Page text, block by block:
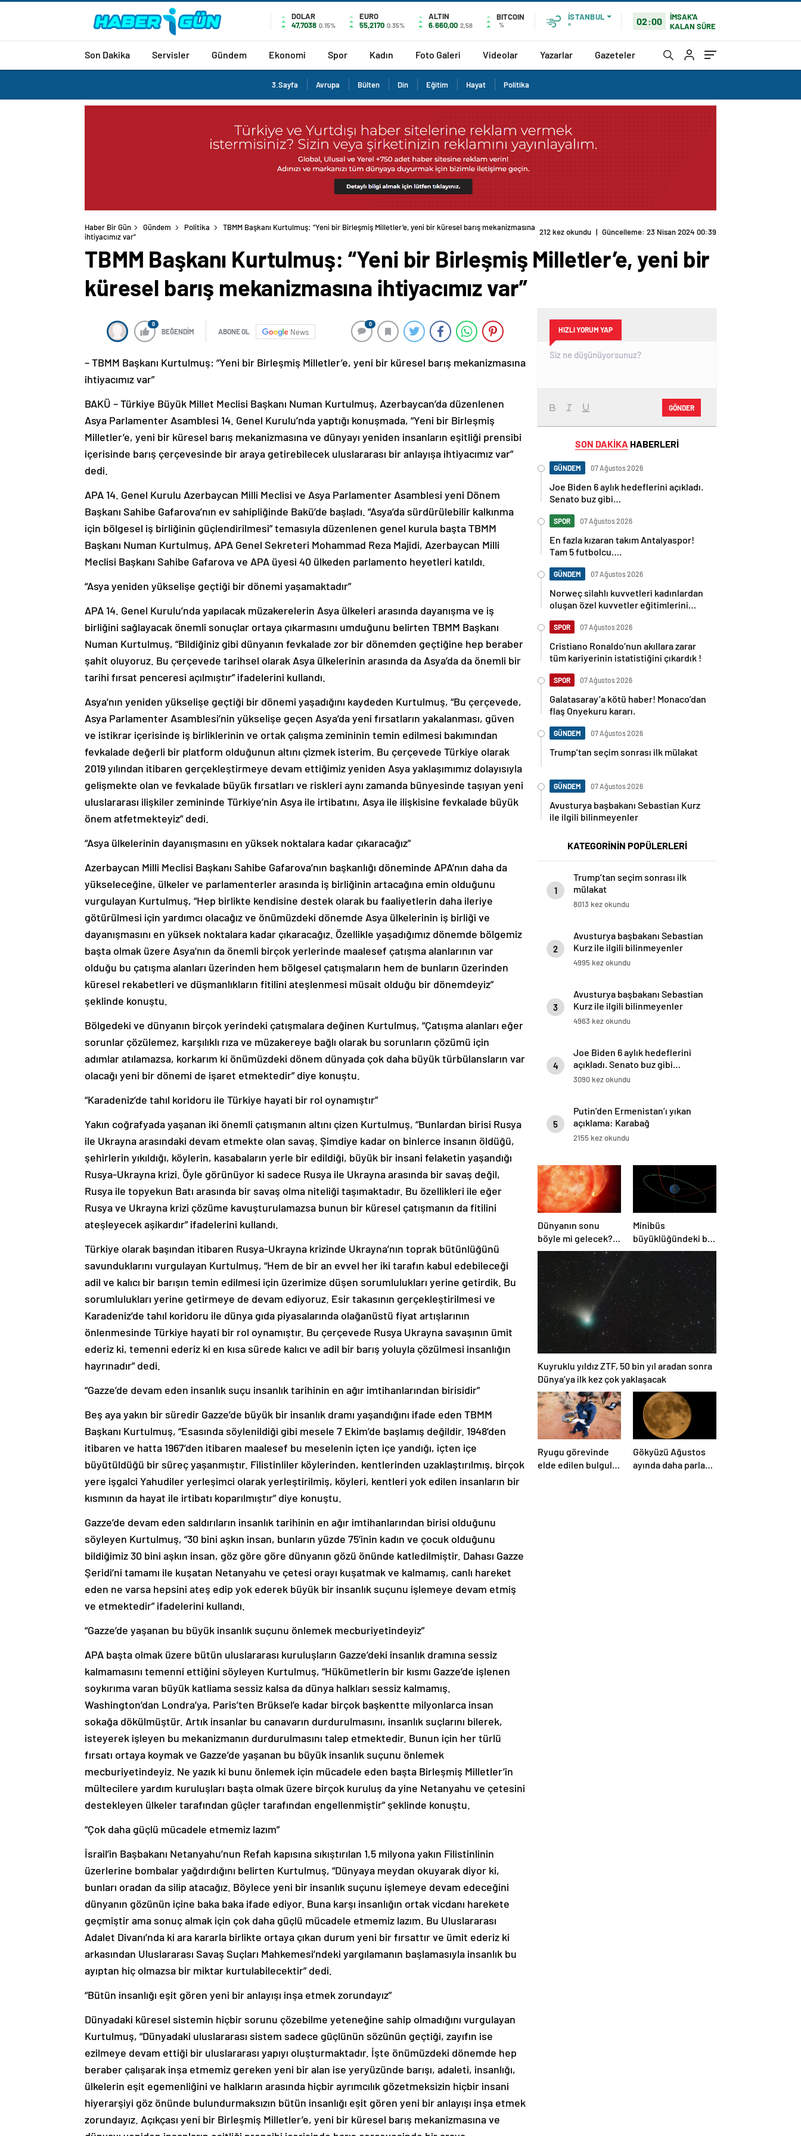
DOLAR
47,7038 0.15%
EURO
55,2170 0.35%
ALTIN
6.660,00 2,58
BITCOIN
%
İSTANBUL
°
02:00
İMSAK'A
KALAN SÜRE
Son Dakika Servisler Gündem Ekonomi Spor Kadın Foto Galeri Videolar Yazarlar Gazeteler
3.Sayfa Avrupa Bülten Din Eğitim Hayat Politika
Haber Bir Gün Gündem Politika TBMM Başkanı Kurtulmuş: “Yeni bir Birleşmiş Milletler’e, yeni bir küresel barış mekanizmasına ihtiyacımız var”
TBMM Başkanı Kurtulmuş: “Yeni bir Birleşmiş Milletler’e, yeni bir
küresel barış mekanizmasına ihtiyacımız var”
News
ihtiyacımız var”
Asya Parlamenter Asamblesi 14. Genel Kurulu’nda yaptığı konuşmada, “Yeni bir Birleşmiş
Milletler’e, yeni bir küresel barış mekanizmasına ve dünyayı yeniden insanların eşitliği prensibi
içerisinde barış çerçevesinde bir araya getirebilecek uluslararası bir anlayışa ihtiyacımız var”
dedi.
Başkanı Sahibe Gafarova’nın ev sahipliğinde Bakü’de başladı. “Asya’da sürdürülebilir kalkınma
için bölgesel iş birliğinin güçlendirilmesi” temasıyla düzenlenen genel kurula başta TBMM
Başkanı Numan Kurtulmuş, APA Genel Sekreteri Mohammad Reza Majidi, Azerbaycan Milli
Meclisi Başkanı Sahibe Gafarova ve APA üyesi 40 ülkeden parlamento heyetleri katıldı.
birliğini sağlayacak önemli sonuçlar ortaya çıkarmasını umduğunu belirten TBMM Başkanı
Numan Kurtulmuş, “Bildiğiniz gibi dünyanın fevkalade zor bir dönemden geçtiğine hep beraber
şahit oluyoruz. Bu çerçevede tarihsel olarak Asya ülkelerinin arasında da Asya’da da önemli bir
tarihi fırsat penceresi açılmıştır” ifadelerini kullandı.
Asya Parlamenter Asamblesi’nin yükselişe geçen Asya’da yeni fırsatların yakalanması, güven
ve istikrar içerisinde iş birliklerinin ve ortak çalışma zemininin temin edilmesi bakımından
fevkalade değerli bir platform olduğunun altını çizmek isterim. Bu çerçevede Türkiye olarak
2019 yılından itibaren gerçekleştirmeye devam ettiğimiz yeniden Asya yaklaşımımız dolayısıyla
gelişmekte olan ve fevkalade büyük fırsatları ve riskleri aynı zamanda bünyesinde taşıyan yeni
uluslararası ilişkiler zemininde Türkiye’nin Asya ile irtibatını, Asya ile ilişkisine fevkalade büyük
önem atfetmekteyiz” dedi.
yükseleceğine, ülkeler ve parlamenterler arasında iş birliğinin artacağına emin olduğunu
vurgulayan Kurtulmuş, “Hep birlikte kendisine destek olarak bu faaliyetlerin daha ileriye
götürülmesi için yardımcı olacağız ve önümüzdeki dönemde Asya ülkelerinin iş birliği ve
dayanışmasını en yüksek noktalara kadar çıkaracağız. Özellikle yaşadığımız dönemde bölgemiz
başta olmak üzere Asya’nın da önemli birçok yerlerinde maalesef çatışma alanlarının var
olduğu bu çatışma alanları üzerinden hem bölgesel çatışmaların hem de bunların üzerinden
küresel rekabetleri ve düşmanlıkların fitilini ateşlenmesi müsait olduğu bir dönemdeyiz”
şeklinde konuştu.
sorunlar çözülemez, karşılıklı rıza ve müzakereye bağlı olarak bu sorunların çözümü için
adımlar atılamazsa, korkarım ki önümüzdeki dönem dünyada çok daha büyük türbülansların var
olacağı yeni bir dönemi de işaret etmektedir” diye konuştu.
ile Ukrayna arasındaki devam etmekte olan savaş. Şimdiye kadar on binlerce insanın öldüğü,
şehirlerin yıkıldığı, köylerin, kasabaların yerle bir edildiği, büyük bir insani felaketin yaşandığı
Rusya-Ukrayna krizi. Öyle görünüyor ki sadece Rusya ile Ukrayna arasında bir savaş değil,
Rusya ile topyekun Batı arasında bir savaş olma niteliği taşımaktadır. Bu özellikleri ile eğer
Rusya ve Ukrayna krizi çözüme kavuşturulamazsa bunun bir küresel çatışmanın da fitilini
ateşleyecek aşikardır” ifadelerini kullandı.
savunduklarını vurgulayan Kurtulmuş, “Hem de bir an evvel her iki tarafın kabul edebileceği
adil ve kalıcı bir barışın temin edilmesi için üzerimize düşen sorumlulukları yerine getirdik. Bu
sorumlulukları yerine getirmeye de devam ediyoruz. Esir takasının gerçekleştirilmesi ve
Karadeniz’de tahıl koridoru ile dünya gıda piyasalarında olağanüstü fiyat artışlarının
önlenmesinde Türkiye hayati bir rol oynamıştır. Bu çerçevede Rusya Ukrayna savaşının ümit
ederiz ki, temenni ederiz ki en kısa sürede kalıcı ve adil bir barış yoluyla çözülmesi insanlığın
hayrınadır” dedi.
Başkanı Kurtulmuş, “Esasında söylenildiği gibi mesele 7 Ekim’de başlamış değildir. 1948’den
itibaren ve hatta 1967’den itibaren maalesef bu meselenin içten içe yandığı, içten içe
büyütüldüğü bir süreç yaşanmıştır. Filistinliler köylerinden, kentlerinden uzaklaştırılmış, birçok
yere işgalci Yahudiler yerleşimci olarak yerleştirilmiş, köyleri, kentleri yok edilen insanların bir
kısmının da hayat ile irtibatı koparılmıştır” diye konuştu.
söyleyen Kurtulmuş, “30 bini aşkın insan, bunların yüzde 75’inin kadın ve çocuk olduğunu
bildiğimiz 30 bini aşkın insan, göz göre göre dünyanın gözü önünde katledilmiştir. Dahası Gazze
Şeridi’ni tamamı ile kuşatan Netanyahu ve çetesi orayı kuşatmak ve kalmamış, canlı hareket
eden ne varsa hepsini ateş edip yok ederek büyük bir insanlık suçunu işlemeye devam etmiş
ve etmektedir” ifadelerini kullandı.
kalmamasını temenni ettiğini söyleyen Kurtulmuş, “Hükümetlerin bir kısmı Gazze’de işlenen
soykırıma varan büyük katliama sessiz kalsa da dünya halkları sessiz kalmamış.
Washington’dan Londra’ya, Paris’ten Brüksel’e kadar birçok başkentte milyonlarca insan
sokağa dökülmüştür. Artık insanlar bu canavarın durdurulmasını, insanlık suçlarını bilerek,
isteyerek işleyen bu mekanizmanın durdurulmasını talep etmektedir. Bunun için her türlü
fırsatı ortaya koymak ve Gazze’de yaşanan bu büyük insanlık suçunu önlemek
mecburiyetindeyiz. Ne yazık ki bunu önlemek için mücadele eden başta Birleşmiş Milletler’in
mültecilere yardım kuruluşları başta olmak üzere birçok kuruluş da yine Netanyahu ve çetesini
destekleyen ülkeler tarafından güçler tarafından engellenmiştir” şeklinde konuştu.
üzerlerine bombalar yağdırdığını belirten Kurtulmuş, “Dünyaya meydan okuyarak diyor ki,
bunları oradan da silip atacağız. Böylece yeni bir insanlık suçunu işlemeye devam edeceğini
dünyanın gözünün içine baka baka ifade ediyor. Buna karşı insanlığın ortak vicdanı harekete
geçmiştir ama sonuç almak için çok daha güçlü mücadele etmemiz lazım. Bu Uluslararası
Adalet Divanı’nda ki ara kararla birlikte ortaya çıkan durum yeni bir fırsattır ve ümit ederiz ki
arkasından Uluslararası Savaş Suçları Mahkemesi’ndeki yargılamanın başlamasıyla insanlık bu
ayıptan hiç olmazsa bir miktar kurtulabilecektir” dedi.
Kurtulmuş, “Dünyadaki uluslararası sistem sadece güçlünün sözünün geçtiği, zayıfın ise
ezilmeye devam ettiği bir uluslararası yapıyı oluşturmaktadır. İşte önümüzdeki dönemde hep
beraber çalışarak inşa etmemiz gereken yeni bir alan ise yeryüzünde barışı, adaleti, insanlığı,
ülkelerin eşit egemenliğini ve halkların arasında hiçbir ayrımcılık gözetmeksizin hiçbir insani
hiyerarşiyi göz önünde bulundurmaksızın bütün insanlığı eşit gören yeni bir anlayışı inşa etmek
zorundayız. Açıkçası yeni bir Birleşmiş Milletler’e, yeni bir küresel barış mekanizmasına ve
dünyayı yeniden insanların eşitliği prensibi içerisinde barış çerçevesinde bir araya
HIZLI YORUM YAP
GÖNDER
Joe Biden 6 aylık hedeflerini açıkladı.
Senato buz gibi…
En fazla kızaran takım Antalyaspor!
Tam 5 futbolcu….
Norweç silahlı kuvvetleri kadınlardan
oluşan özel kuvvetler eğitimlerini
başlattı.
Cristiano Ronaldo’nun akıllara zarar
tüm kariyerinin istatistiğini çıkardık !
Galatasaray’a kötü haber! Monaco’dan
flaş Onyekuru kararı.
Trump’tan seçim sonrası ilk mülakat
Avusturya başbakanı Sebastian Kurz
ile ilgili bilinmeyenler
1
mülakat
8013 kez okundu
2
Kurz ile ilgili bilinmeyenler
4995 kez okundu
3
Kurz ile ilgili bilinmeyenler
4963 kez okundu
4
açıkladı. Senato buz gibi…
3090 kez okundu
5
açıklama: Karabağ
Azerbaycan’ın ayrılmaz bir
parçasıdır!
2155 kez okundu
Dünyanın sonu
böyle mi gelecek?
Gök bilimciler ilk
kez sönen yıldızın
gezegeni
yutmasına tanık
oldu
Minibüs
büyüklüğündeki bir
asteroit Dünya’yı
‘sıyırdı’ geçti
Kuyruklu yıldız ZTF, 50 bin yıl aradan sonra
Dünya’ya ilk kez çok yaklaşacak
Ryugu görevinde
elde edilen bulgular
suyun dünyaya
Gökyüzü Ağustos
ayında daha parlak:
İki süper Ay